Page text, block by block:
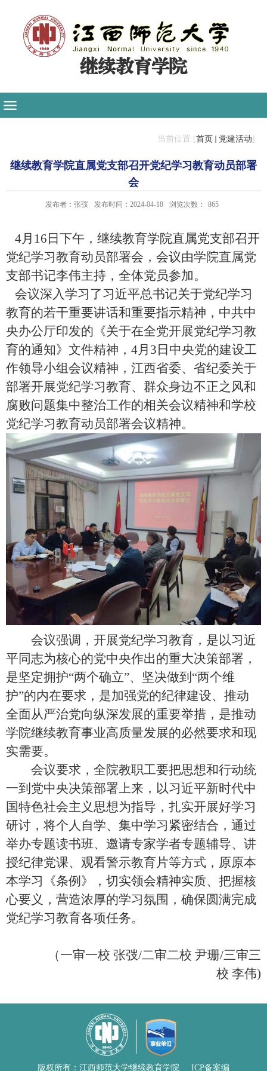
继续教育学院
当前位置:[首页 党建活动]
继续教育学院直属党支部召开党纪学习教育动员部署
会
发布者：张弢 发布时间：2024-04-18 浏览次数： 865
4月 16 日下午，继续教育学院直属党支部召开
党纪学习教育动员部署会，会议由学院直属党
支部书记李伟主持，全体党员参加。
会议深入学习了习近平总书记关于党纪学习
教育的若干重要讲话和重要指示精神，中共中
央办公厅印发的《关于在全党开展党纪学习教
育的通知》文件精神， 4月 3 日中央党的建设工
作领导小组会议精神，江西省委、省纪委关于
部署开展党纪学习教育、群众身边不正之风和
腐败问题集中整治工作的相关会议精神和学校
党纪学习教育动员部署会议精神。
会议强调，开展党纪学习教育，是以习近
平同志为核心的党中央作出的重大决策部署，
是坚定拥护“两个确立”、坚决做到“两个维
护”的内在要求，是加强党的纪律建设、推动
全面从严治党向纵深发展的重要举措，是推动
学院继续教育事业高质量发展的必然要求和现
实需要。
会议要求，全院教职工要把思想和行动统
一到党中央决策部署上来，以习近平新时代中
国特色社会主义思想为指导，扎实开展好学习
研讨，将个人自学、集中学习紧密结合，通过
举办专题读书班、邀请专家学者专题辅导、讲
授纪律党课、观看警示教育片等方式，原原本
本学习《条例》，切实领会精神实质、把握核
心要义，营造浓厚的学习氛围，确保圆满完成
党纪学习教育各项任务。
（一审一校 张弢/二审二校 尹珊/三审三
校 李伟)
版权所有：江西师范大学继续教育学院 ICP备案编